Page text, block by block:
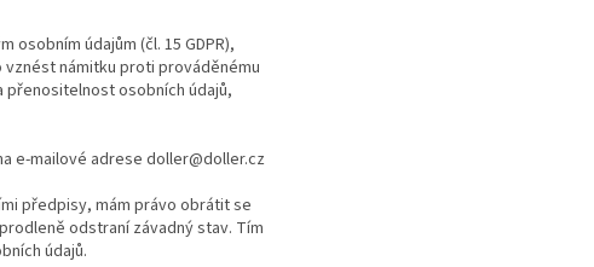
údajům (čl. 15 GDPR),
vznést námitku proti prováděnému
přenositelnost osobních údajů,
e-mailové adrese doller@doller.cz
předpisy, mám právo obrátit se
odstraní závadný stav. Tím
údajů.